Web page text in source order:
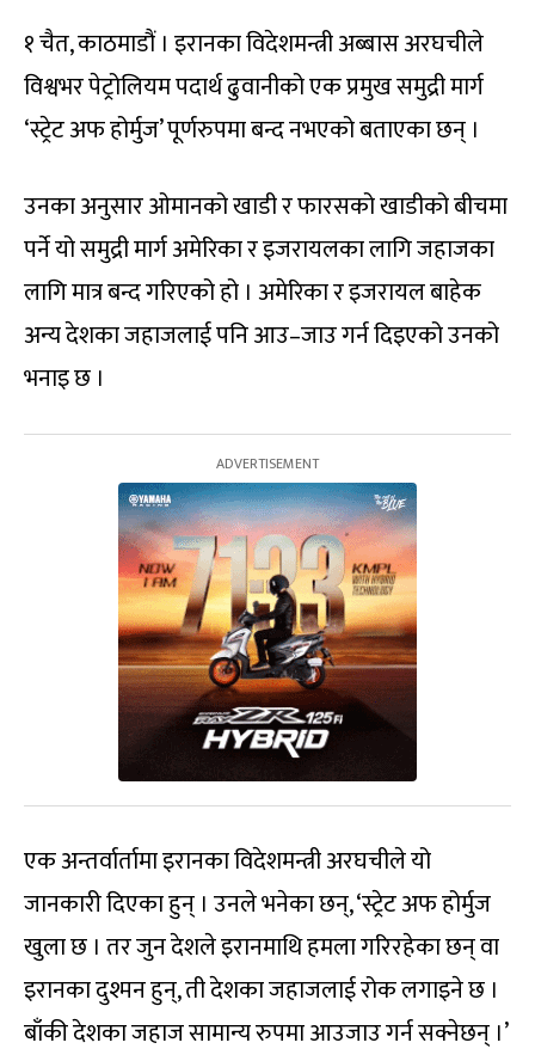
१ चैत, काठमाडौं । इरानका विदेशमन्त्री अब्बास अरघचीले
विश्वभर पेट्रोलियम पदार्थ ढुवानीको एक प्रमुख समुद्री मार्ग
‘स्ट्रेट अफ होर्मुज’ पूर्णरुपमा बन्द नभएको बताएका छन् ।
उनका अनुसार ओमानको खाडी र फारसको खाडीको बीचमा
पर्ने यो समुद्री मार्ग अमेरिका र इजरायलका लागि जहाजका
लागि मात्र बन्द गरिएको हो । अमेरिका र इजरायल बाहेक
अन्य देशका जहाजलाई पनि आउ–जाउ गर्न दिइएको उनको
भनाइ छ ।
एक अन्तर्वार्तामा इरानका विदेशमन्त्री अरघचीले यो
जानकारी दिएका हुन् । उनले भनेका छन्, ‘स्ट्रेट अफ होर्मुज
खुला छ । तर जुन देशले इरानमाथि हमला गरिरहेका छन् वा
इरानका दुश्मन हुन्, ती देशका जहाजलाई रोक लगाइने छ ।
बाँकी देशका जहाज सामान्य रुपमा आउजाउ गर्न सक्नेछन् ।’